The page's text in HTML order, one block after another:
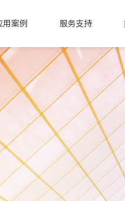
用案例 服务支持